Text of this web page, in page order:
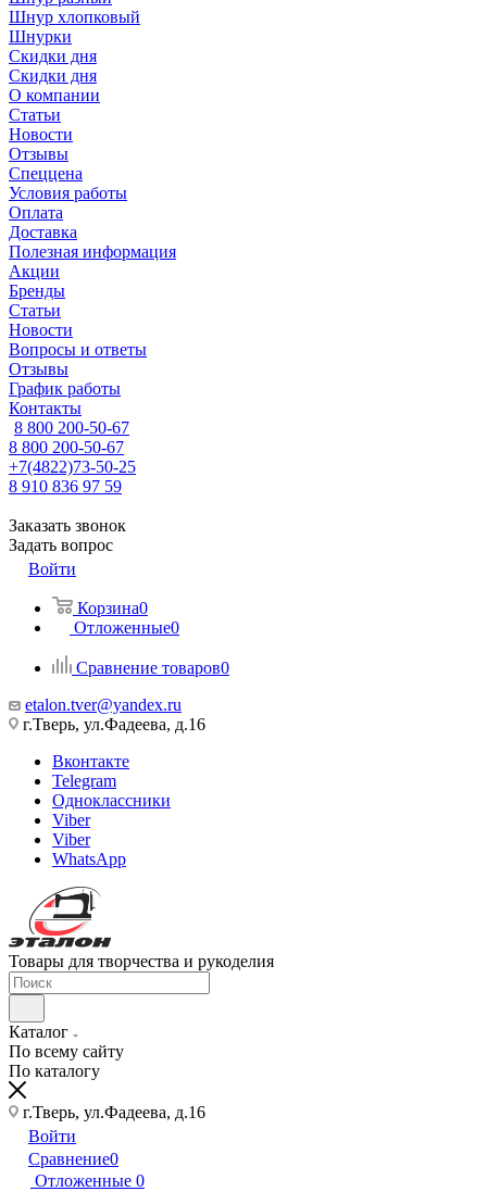
Шнур хлопковый
Шнурки
Скидки дня
Скидки дня
О компании
Статьи
Новости
Отзывы
Спеццена
Условия работы
Оплата
Доставка
Полезная информация
Акции
Бренды
Статьи
Новости
Вопросы и ответы
Отзывы
График работы
Контакты
8 800 200-50-67
8 800 200-50-67
+7(4822)73-50-25
8 910 836 97 59
Заказать звонок
Задать вопрос
Войти
Корзина0
Отложенные0
Сравнение товаров0
etalon.tver@yandex.ru
г.Тверь, ул.Фадеева, д.16
Вконтакте
Telegram
Одноклассники
Viber
Viber
WhatsApp
Товары для творчества и рукоделия
Каталог
По всему сайту
По каталогу
г.Тверь, ул.Фадеева, д.16
Войти
Сравнение0
Отложенные 0